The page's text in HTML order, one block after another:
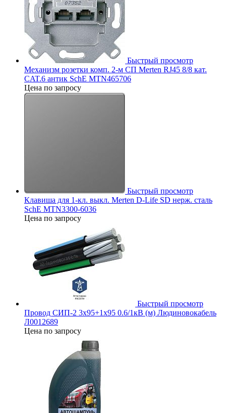
Быстрый просмотр
Механизм розетки комп. 2-м СП Merten RJ45 8/8 кат.
CAT.6 антик SchE MTN465706
Цена по запросу
Быстрый просмотр
Клавиша для 1-кл. выкл. Merten D-Life SD нерж. сталь
SchE MTN3300-6036
Цена по запросу
Быстрый просмотр
Провод СИП-2 3х95+1х95 0.6/1кВ (м) Людиновокабель
Л0012689
Цена по запросу